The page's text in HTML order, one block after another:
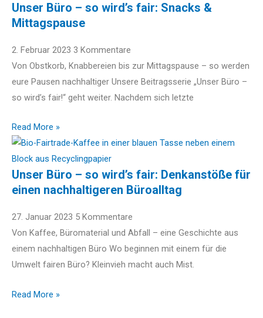
Unser Büro – so wird’s fair: Snacks &
Mittagspause
2. Februar 2023 3 Kommentare
Von Obstkorb, Knabbereien bis zur Mittagspause – so werden
eure Pausen nachhaltiger Unsere Beitragsserie „Unser Büro –
so wird’s fair!“ geht weiter. Nachdem sich letzte
Read More »
Unser Büro – so wird’s fair: Denkanstöße für
einen nachhaltigeren Büroalltag
27. Januar 2023 5 Kommentare
Von Kaffee, Büromaterial und Abfall – eine Geschichte aus
einem nachhaltigen Büro Wo beginnen mit einem für die
Umwelt fairen Büro? Kleinvieh macht auch Mist.
Read More »